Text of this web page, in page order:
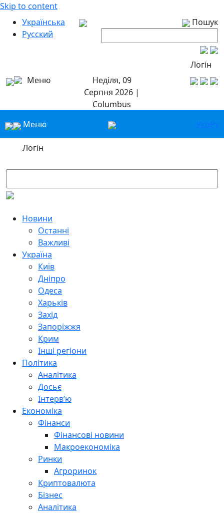
Skip to content
Українська
Русский
Пошук
Логін
Меню
Неділя, 09
Серпня 2026 |
Columbus
Меню
УкрРу
Логін
Новини
Останні
Важливі
Україна
Київ
Дніпро
Одеса
Харьків
Захід
Запоріжжя
Крим
Інші регіони
Політика
Аналітика
Досьє
Інтерв’ю
Економіка
Фінанси
Фінансові новини
Макроекономіка
Ринки
Агроринок
Криптовалюта
Бізнес
Аналітика